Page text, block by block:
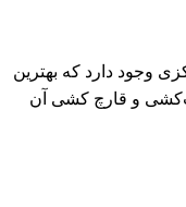
وجود دارد که بهترین
و قارچ کشی آن